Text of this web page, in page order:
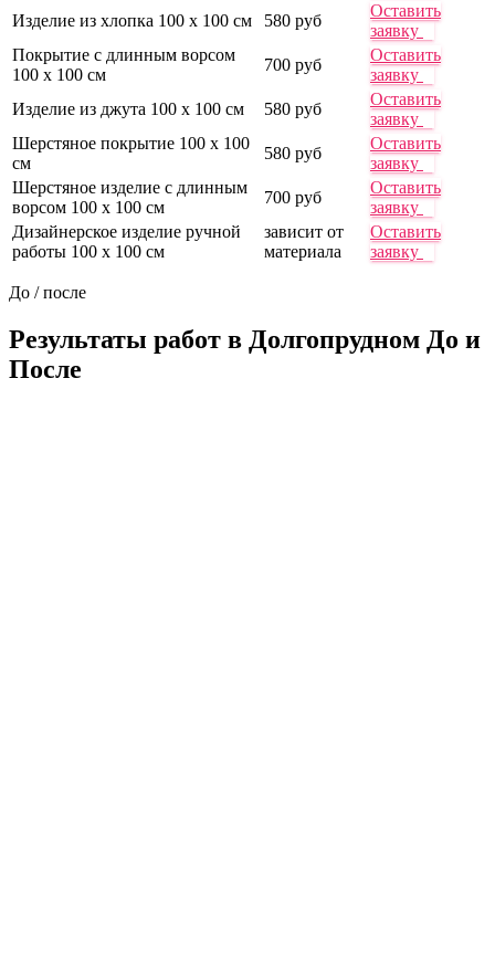
Изделие из хлопка 100 х 100 см
580 руб
Оставить
заявку
Покрытие с длинным ворсом
100 х 100 см
700 руб
Оставить
заявку
Изделие из джута 100 х 100 см
580 руб
Оставить
заявку
Шерстяное покрытие 100 х 100
см
580 руб
Оставить
заявку
Шерстяное изделие с длинным
ворсом 100 х 100 см
700 руб
Оставить
заявку
Дизайнерское изделие ручной
работы 100 х 100 см
зависит от
материала
Оставить
заявку
До / после
Результаты работ в Долгопрудном До и
После